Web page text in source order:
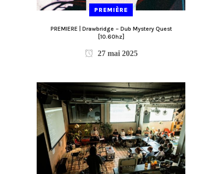
PREMIÈRE
PREMIERE | Drawbridge – Dub Mystery Quest
[10.60hz]
27 mai 2025